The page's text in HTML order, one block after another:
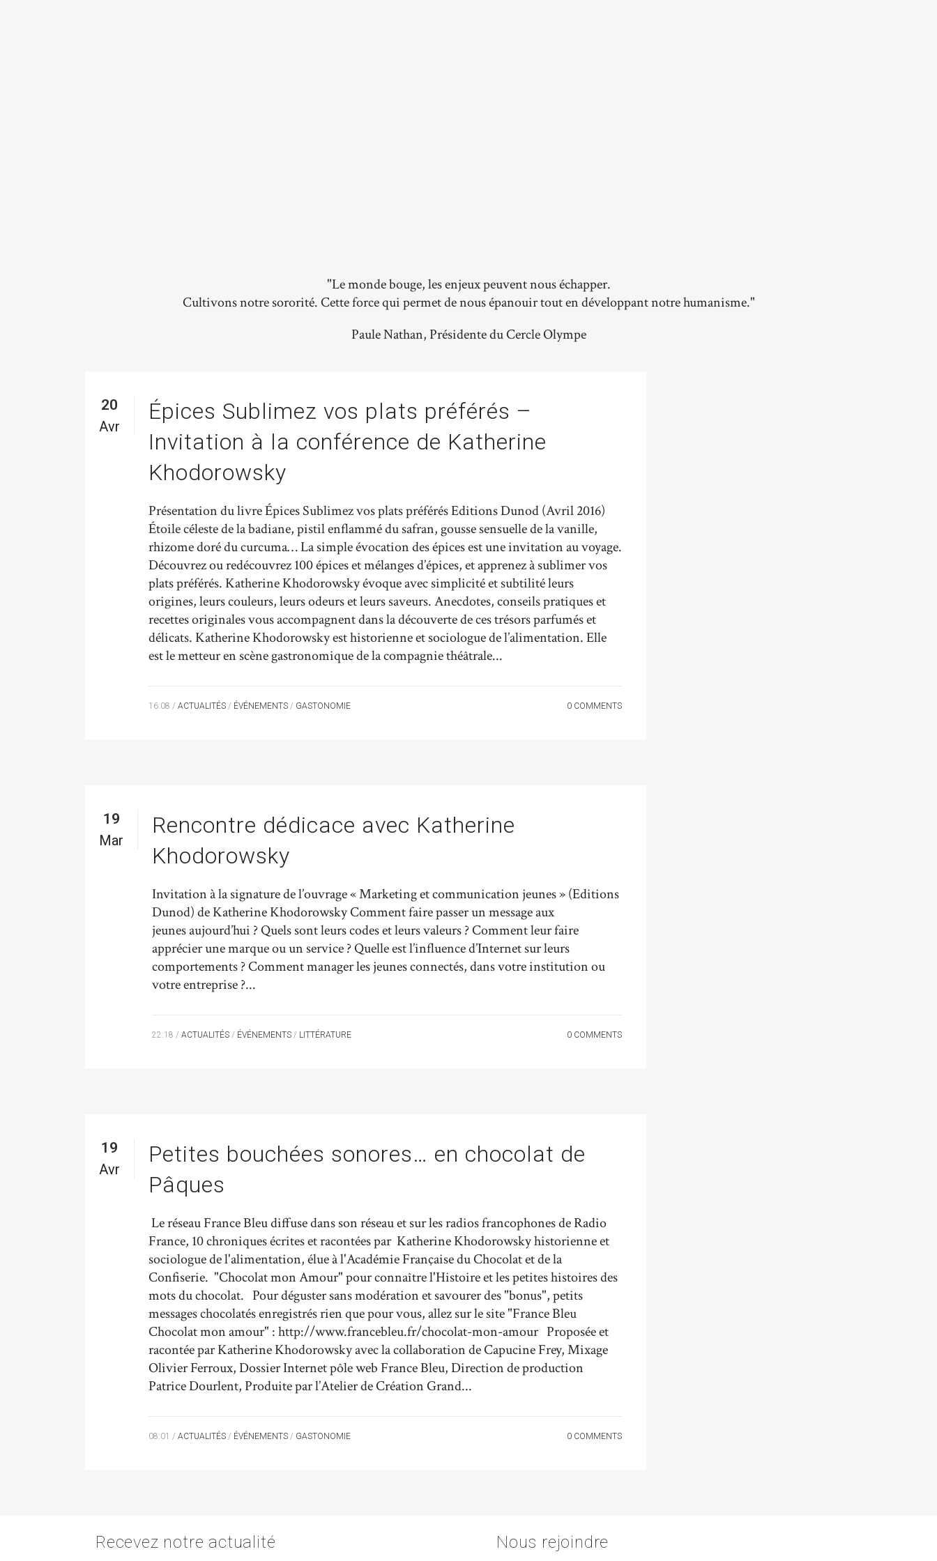
"Le monde bouge, les enjeux peuvent nous échapper.
Cultivons notre sororité. Cette force qui permet de nous épanouir tout en développant notre humanisme."
Paule Nathan, Présidente du Cercle Olympe
20
Avr
Épices Sublimez vos plats préférés –
Invitation à la conférence de Katherine
Khodorowsky
Présentation du livre Épices Sublimez vos plats préférés Editions Dunod (Avril 2016)
Étoile céleste de la badiane, pistil enflammé du safran, gousse sensuelle de la vanille,
rhizome doré du curcuma… La simple évocation des épices est une invitation au voyage.
Découvrez ou redécouvrez 100 épices et mélanges d’épices, et apprenez à sublimer vos
plats préférés. Katherine Khodorowsky évoque avec simplicité et subtilité leurs
origines, leurs couleurs, leurs odeurs et leurs saveurs. Anecdotes, conseils pratiques et
recettes originales vous accompagnent dans la découverte de ces trésors parfumés et
délicats. Katherine Khodorowsky est historienne et sociologue de l’alimentation. Elle
est le metteur en scène gastronomique de la compagnie théâtrale...
16:08 / ACTUALITÉS / ÉVÉNEMENTS / GASTONOMIE 0 COMMENTS
19
Mar
Rencontre dédicace avec Katherine
Khodorowsky
Invitation à la signature de l’ouvrage « Marketing et communication jeunes » (Editions
Dunod) de Katherine Khodorowsky Comment faire passer un message aux
jeunes aujourd’hui ? Quels sont leurs codes et leurs valeurs ? Comment leur faire
apprécier une marque ou un service ? Quelle est l’influence d’Internet sur leurs
comportements ? Comment manager les jeunes connectés, dans votre institution ou
votre entreprise ?...
22:18 / ACTUALITÉS / ÉVÉNEMENTS / LITTÉRATURE 0 COMMENTS
19
Avr
Petites bouchées sonores… en chocolat de
Pâques
Le réseau France Bleu diffuse dans son réseau et sur les radios francophones de Radio
France, 10 chroniques écrites et racontées par Katherine Khodorowsky historienne et
sociologue de l'alimentation, élue à l'Académie Française du Chocolat et de la
Confiserie. "Chocolat mon Amour" pour connaître l'Histoire et les petites histoires des
mots du chocolat. Pour déguster sans modération et savourer des "bonus", petits
messages chocolatés enregistrés rien que pour vous, allez sur le site "France Bleu
Chocolat mon amour" : http://www.francebleu.fr/chocolat-mon-amour Proposée et
racontée par Katherine Khodorowsky avec la collaboration de Capucine Frey, Mixage
Olivier Ferroux, Dossier Internet pôle web France Bleu, Direction de production
Patrice Dourlent, Produite par l’Atelier de Création Grand...
08:01 / ACTUALITÉS / ÉVÉNEMENTS / GASTONOMIE 0 COMMENTS
Recevez notre actualité Nous rejoindre